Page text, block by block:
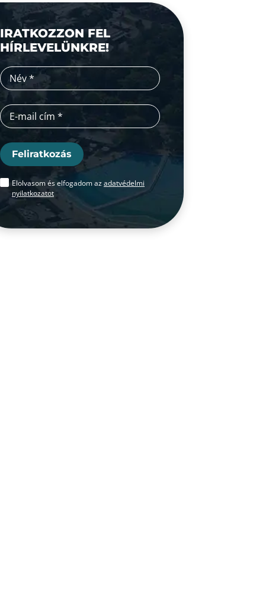
IRATKOZZON FEL
HÍRLEVELÜNKRE!
Feliratkozás
Elolvasom és elfogadom azadatvédelmi
nyilatkozatot